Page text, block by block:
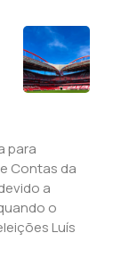
para
Contas da
a
o
Luís